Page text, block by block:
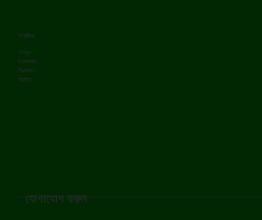
যোগাযোগ করুন
সামাজিক
ফেসবুক
ইনস্টাগ্রাম
লিঙ্কডইন
ইউটিউব